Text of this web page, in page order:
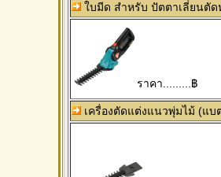
ใบมีด สำหรับ ปัตตาเลี่ยนตั
ราคา.........฿
เครื่องตัดแต่งแนวพุ่มไม้ (แบ